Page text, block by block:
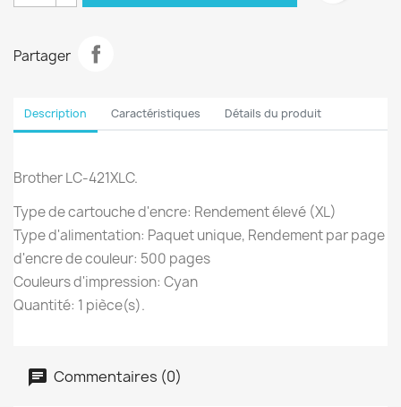
Partager
Description Caractéristiques Détails du produit
Brother LC-421XLC.
Type de cartouche d'encre: Rendement élevé (XL)
Type d'alimentation: Paquet unique, Rendement par page
d'encre de couleur: 500 pages
Couleurs d'impression: Cyan
Quantité: 1 pièce(s).
Commentaires (0)